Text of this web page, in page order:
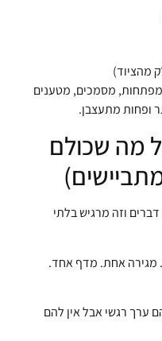
מהציוד)
מפתחות, מסמכים, מטענים
ופחות מתעצבן.
מה שכולם
וזה מרגיש בלתי
של 10 דקות. מגירה אחת. מדף אחד.
ערך רגשי אבל אין להם